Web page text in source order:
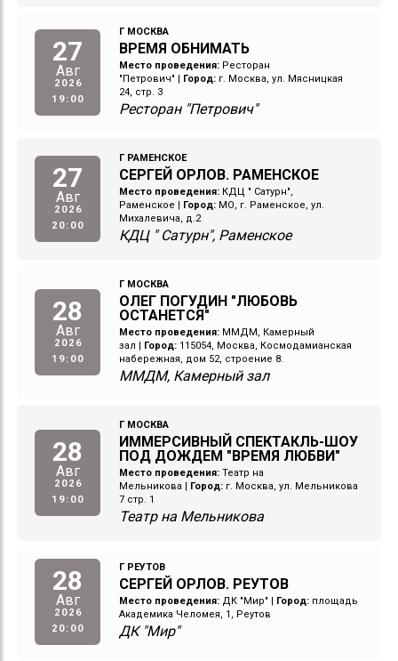
27
Авг
2026
19:00
Г МОСКВА
ВРЕМЯ ОБНИМАТЬ
Место проведения: Ресторан
"Петрович" | Город: г. Москва, ул. Мясницкая
24, стр. 3
Ресторан "Петрович"
27
Авг
2026
20:00
Г РАМЕНСКОЕ
СЕРГЕЙ ОРЛОВ. РАМЕНСКОЕ
Место проведения: КДЦ " Сатурн",
Раменское | Город: МО, г. Раменское, ул.
Михалевича, д.2
КДЦ " Сатурн", Раменское
28
Авг
2026
19:00
Г МОСКВА
ОЛЕГ ПОГУДИН "ЛЮБОВЬ
ОСТАНЕТСЯ"
Место проведения: ММДМ, Камерный
зал | Город: 115054, Москва, Космодамианская
набережная, дом 52, строение 8.
ММДМ, Камерный зал
28
Авг
2026
19:00
Г МОСКВА
ИММЕРСИВНЫЙ СПЕКТАКЛЬ-ШОУ
ПОД ДОЖДЕМ "ВРЕМЯ ЛЮБВИ"
Место проведения: Театр на
Мельникова | Город: г. Москва, ул. Мельникова
7 стр. 1
Театр на Мельникова
28
Авг
2026
20:00
Г РЕУТОВ
СЕРГЕЙ ОРЛОВ. РЕУТОВ
Место проведения: ДК "Мир" Город: площадь
Академика Челомея, 1, Реутов
ДК "Мир"